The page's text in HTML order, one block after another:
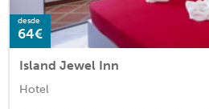
desde
64€
Island Jewel Inn
Hotel